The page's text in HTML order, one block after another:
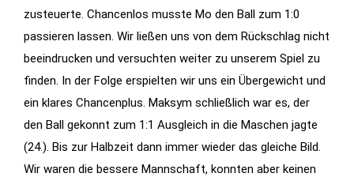
zusteuerte. Chancenlos musste Mo den Ball zum 1:0
passieren lassen. Wir ließen uns von dem Rückschlag nicht
beeindrucken und versuchten weiter zu unserem Spiel zu
finden. In der Folge erspielten wir uns ein Übergewicht und
ein klares Chancenplus. Maksym schließlich war es, der
den Ball gekonnt zum 1:1 Ausgleich in die Maschen jagte
(24.). Bis zur Halbzeit dann immer wieder das gleiche Bild.
Wir waren die bessere Mannschaft, konnten aber keinen
Statistiken
Diese Cookies
geben uns
Informationen,
wie die
Website
genutzt wird,